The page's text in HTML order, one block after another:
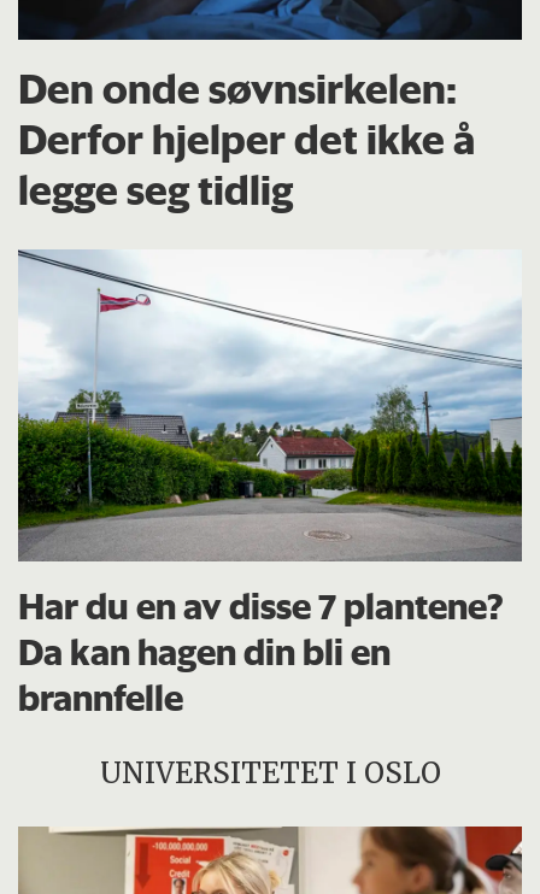
Den onde søvnsirkelen:
Derfor hjelper det ikke å
legge seg tidlig
Har du en av disse 7 plantene?
Da kan hagen din bli en
brannfelle
UNIVERSITETET I OSLO